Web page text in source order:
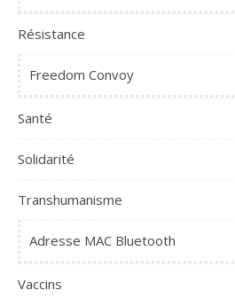
Résistance
Freedom Convoy
Santé
Solidarité
Transhumanisme
Adresse MAC Bluetooth
Vaccins